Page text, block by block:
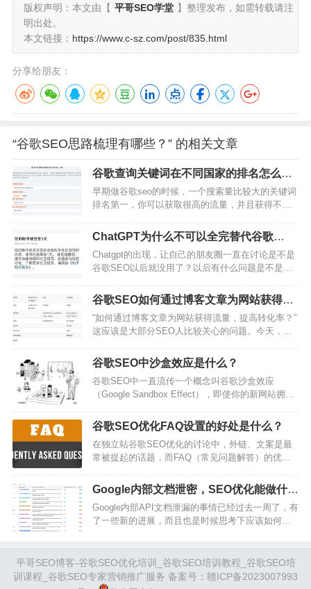
版权声明：本文由【 平哥SEO学堂 】整理发布，如需转载请注
明出处。
本文链接： https://www.c-sz.com/post/835.html
分享给朋友：
“谷歌SEO思路梳理有哪些？” 的相关文章
谷歌查询关键词在不同国家的排名怎么查
呢？
早期做谷歌seo的时候，一个搜索量比较大的关键词
排名第一，你可以获取很高的流量，并且获得不错
一家公司可以上市。但是随着谷歌算法的成熟，以
及满足不同国家市场的用户搜索需求。往往一个很
大搜索量的关键词或是一个很小的关键词，在不同
国家市场的排名也就不一样。但是新手往往会犯一
个错误，只关注全球排名也就是google.com的排
名。这个一般也是美国排名，但是如果你…
ChatGPT为什么不可以全完替代谷歌
SEO？
Chatgpt的出现，让自己的朋友圈一直在讨论是不是
谷歌SEO以后就没用了？以后有什么问题是不是直
ChatGPT，根据自己实际的操作来客观的分析
ChatGPT为什么不可以全完替代SEO？以及如何使
用ChatGPT来更好的提高Google SEO的效率，并降
低整体成本。当然仅仅只是靠着一个Chatgpt并不能
把所有的SEO事情搞定，所以给大家提供了…
谷歌SEO如何通过博客文章为网站获得流
量和转化？
“如何通过博客文章为网站获得流量，提高转化率？”
这应该是大部分SEO人比较关心的问题。今天，平
排名前三且有流量的博客文章。一.什么是博客文章
我相信点开这篇文章的人对博客文章都有一定的概
念，所以我这边只提供了一版比较简洁的定义：1、
发布在网站blog版块的文章，新闻稿，指南等；2、
通常涵盖一个特定的话题或疑问，具有教育性质；
3、字数在500到2000字以…
谷歌SEO中沙盒效应是什么？
谷歌SEO中一直流传一个概念叫谷歌沙盒效应
（Google Sandbox Effect），即使你的新网站拥有
排名靠前。这是SEO行业最有争议的一个概念之
一。谷歌沙盒效应真实存在吗？如果存在，我们该
如何做？本文将围绕谷歌沙盒向大家详细介绍谷歌
沙盒的来源和应对方法。文章内容较长，建议先收
藏再看。让我们开始吧！什么是谷歌沙盒?2004年有
人在Webmaster…
谷歌SEO优化FAQ设置的好处是什么？
在独立站谷歌SEO优化的讨论中，外链、文案是最
常被提起的话题，而FAQ（常见问题解答）的优化
觑。本文将聚焦此问题，深入探讨FAQ优化的重要
性及其策略。FAQ是什么？FAQ，即Frequently
Asked Questions的缩写，是指常见问题及解答，通
常以一问一答的形式呈现。FAQ的用途提升用户满
Google内部文档泄密，SEO优化能做什
么？
Google内部API文档泄漏的事情已经过去一周了，有
了一些新的进展，而且也是时候思考下应该如何调
醒这个文档是“缺少背景信息、过时、不完整的信
息”，而且也说Google一直在分享搜索系统的运行规
则，并保护排名不被操纵。完整表述是：“我们建议
平哥SEO博客-谷歌SEO优化培训_谷歌SEO培训教程_谷歌SEO培
训课程_谷歌SEO专家营销推广服务 备案号： 赣ICP备2023007993